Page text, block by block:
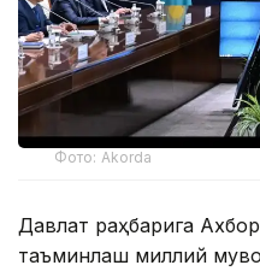
Фото: Akorda
Давлат раҳбарига
таъминлаш миллий